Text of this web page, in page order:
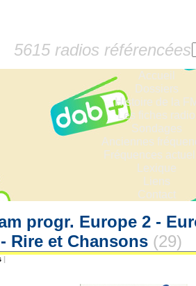
5615 radios référencées
Accueil
Dossiers
Histoire de la FM
Les fiches radio
Sondages
Anciennes
Fréquences
Lexique
Liens
Contact
progr. Europe 2 -
Rire et Chansons (29)
|